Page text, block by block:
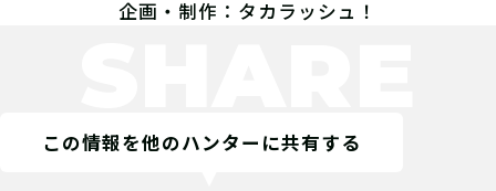
企画・制作：タカラッシュ！
この情報を他のハンターに共有する